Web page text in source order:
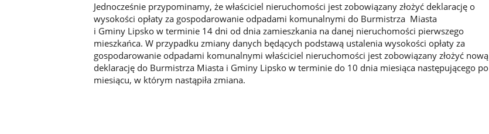
Jednocześnie przypominamy, że właściciel nieruchomości jest zobowiązany złożyć deklarację o
wysokości opłaty za gospodarowanie odpadami komunalnymi do Burmistrza Miasta
i Gminy Lipsko w terminie 14 dni od dnia zamieszkania na danej nieruchomości pierwszego
mieszkańca. W przypadku zmiany danych będących podstawą ustalenia wysokości opłaty za
gospodarowanie odpadami komunalnymi właściciel nieruchomości jest zobowiązany złożyć nową
deklarację do Burmistrza Miasta i Gminy Lipsko w terminie do 10 dnia miesiąca następującego po
miesiącu, w którym nastąpiła zmiana.